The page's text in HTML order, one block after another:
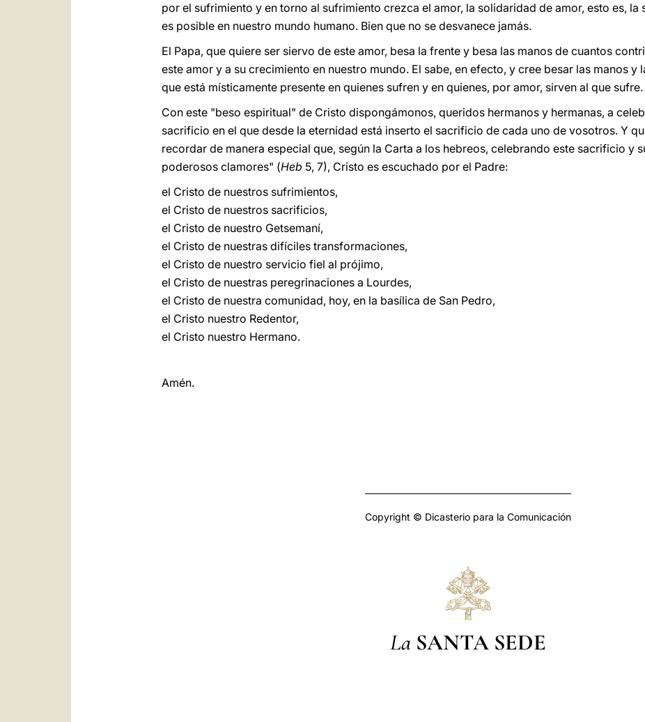
por el sufrimiento y en torno al sufrimiento crezca el amor, la solidaridad de amor, esto es, la
es posible en nuestro mundo humano. Bien que no se desvanece jamás.
El Papa, que quiere ser siervo de este amor, besa la frente y besa las manos de cuantos
este amor y a su crecimiento en nuestro mundo. El sabe, en efecto, y cree besar las manos y
que está místicamente presente en quienes sufren y en quienes, por amor, sirven al que sufre.
Con este "beso espiritual" de Cristo dispongámonos, queridos hermanos y hermanas, a
sacrificio en el que desde la eternidad está inserto el sacrificio de cada uno de vosotros. Y
recordar de manera especial que, según la Carta a los hebreos, celebrando este sacrificio y
poderosos clamores" (Heb 5, 7), Cristo es escuchado por el Padre:
el Cristo de nuestros sufrimientos,
el Cristo de nuestros sacrificios,
el Cristo de nuestro Getsemaní,
el Cristo de nuestras difíciles transformaciones,
el Cristo de nuestro servicio fiel al prójimo,
el Cristo de nuestras peregrinaciones a Lourdes,
el Cristo de nuestra comunidad, hoy, en la basílica de San Pedro,
el Cristo nuestro Redentor,
el Cristo nuestro Hermano.
Amén.
Copyright © Dicasterio para la Comunicación
La SANTA SEDE